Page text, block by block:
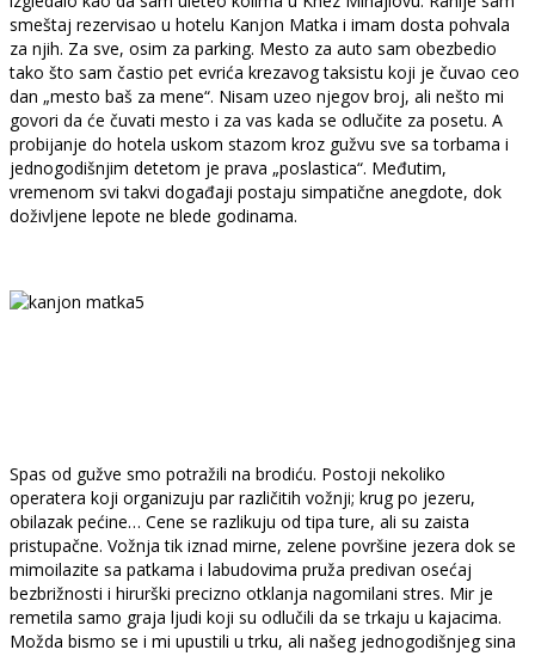
smeštaj rezervisao u hotelu Kanjon Matka i imam dosta pohvala
za njih. Za sve, osim za parking. Mesto za auto sam obezbedio
tako što sam častio pet evrića krezavog taksistu koji je čuvao ceo
dan „mesto baš za mene“. Nisam uzeo njegov broj, ali nešto mi
govori da će čuvati mesto i za vas kada se odlučite za posetu. A
probijanje do hotela uskom stazom kroz gužvu sve sa torbama i
jednogodišnjim detetom je prava „poslastica“. Međutim,
vremenom svi takvi događaji postaju simpatične anegdote, dok
doživljene lepote ne blede godinama.
Spas od gužve smo potražili na brodiću. Postoji nekoliko
operatera koji organizuju par različitih vožnji; krug po jezeru,
obilazak pećine… Cene se razlikuju od tipa ture, ali su zaista
pristupačne. Vožnja tik iznad mirne, zelene površine jezera dok se
mimoilazite sa patkama i labudovima pruža predivan osećaj
bezbrižnosti i hirurški precizno otklanja nagomilani stres. Mir je
remetila samo graja ljudi koji su odlučili da se trkaju u kajacima.
Možda bismo se i mi upustili u trku, ali našeg jednogodišnjeg sina